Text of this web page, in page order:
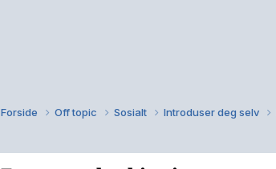
Forside Off topic Sosialt Introduser deg selv